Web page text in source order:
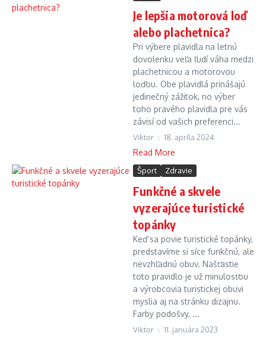
Je lepšia motorová loď
alebo plachetnica?
Pri výbere plavidla na letnú
dovolenku veľa ľudí váha medzi
plachetnicou a motorovou
loďou. Obe plavidlá prinášajú
jedinečný zážitok, no výber
toho pravého plavidla pre vás
závisí od vašich preferenci...
Viktor 18. apríla 2024
Read More
Šport Zdravie
Funkčné a skvele
vyzerajúce turistické
topánky
Keď sa povie turistické topánky,
predstavíme si síce funkčnú, ale
nevzhľadnú obuv. Našťastie
toto pravidlo je už minulosťou
a výrobcovia turistickej obuvi
myslia aj na stránku dizajnu.
Farby podošvy, ...
Viktor 11. januára 2023